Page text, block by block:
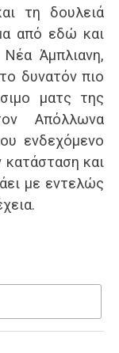
τη δουλειά
από εδώ και
Άμπλιανη,
δυνατόν πιο
ματς της
Απόλλωνα
ενδεχόμενο
και
με εντελώς